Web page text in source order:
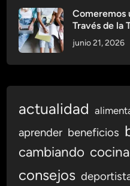
a
l
V
i
a
r
Comeremos
Través de la
junio 21, 2026
actualidad
aprender beneficios
cambiando
consejos